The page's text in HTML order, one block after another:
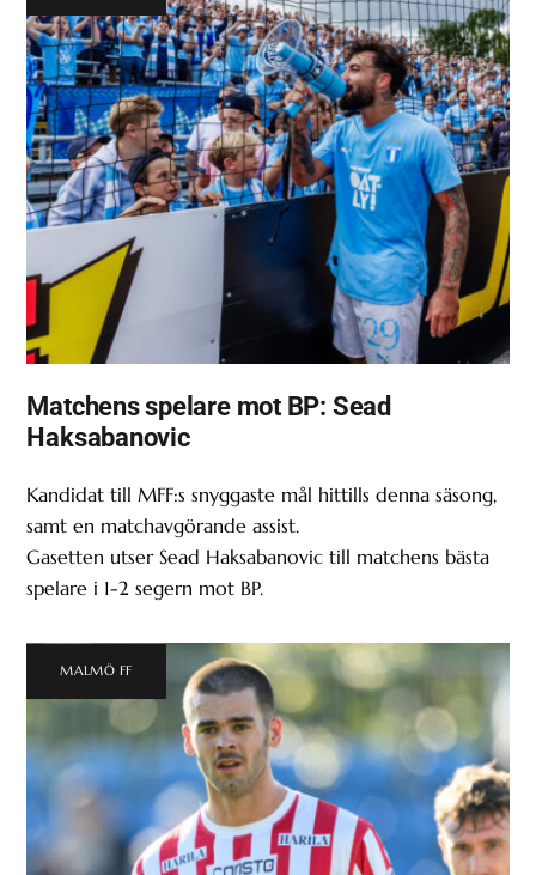
Matchens spelare mot BP: Sead
Haksabanovic
Kandidat till MFF:s snyggaste mål hittills denna säsong,
samt en matchavgörande assist.
Gasetten utser Sead Haksabanovic till matchens bästa
spelare i 1-2 segern mot BP.
MALMÖ FF